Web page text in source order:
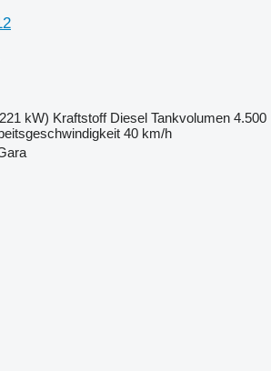
kW) Kraftstoff Diesel Tankvolumen 4.500
40 km/h